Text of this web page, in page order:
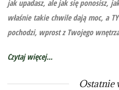
jak upadasz, ale jak się ponosisz,
właśnie takie chwile dają moc, a
pochodzi, wprost z Twojego
Czytaj więcej...
Ostatnie